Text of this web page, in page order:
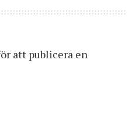
att publicera en